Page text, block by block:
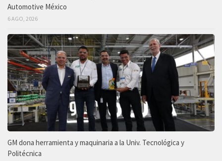
Automotive México
6 AGO, 2026
GM dona herramienta y maquinaria a la Univ. Tecnológica y
Politécnica